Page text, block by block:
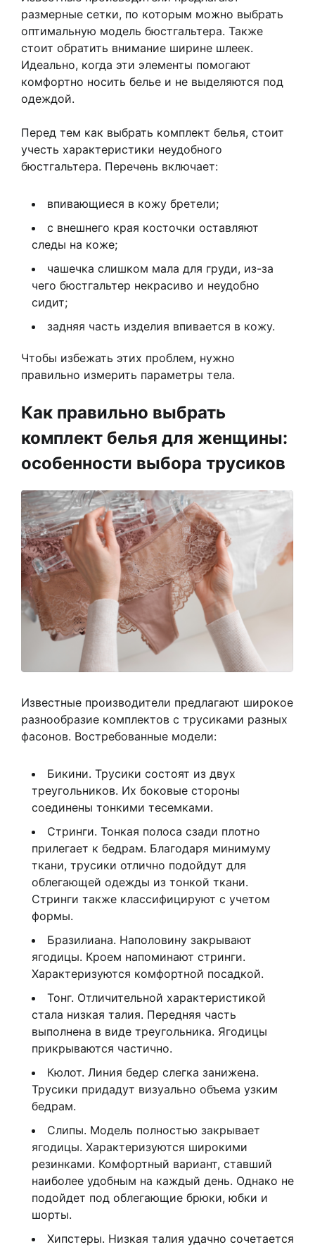
размерные сетки, по которым можно выбрать
оптимальную модель бюстгальтера. Также
стоит обратить внимание ширине шлеек.
Идеально, когда эти элементы помогают
комфортно носить белье и не выделяются под
одеждой.
Перед тем как выбрать комплект белья, стоит
учесть характеристики неудобного
бюстгальтера. Перечень включает:
впивающиеся в кожу бретели;
с внешнего края косточки оставляют
следы на коже;
чашечка слишком мала для груди, из-за
чего бюстгальтер некрасиво и неудобно
сидит;
задняя часть изделия впивается в кожу.
Чтобы избежать этих проблем, нужно
правильно измерить параметры тела.
Как правильно выбрать
комплект белья для женщины:
особенности выбора трусиков
Известные производители предлагают широкое
разнообразие комплектов с трусиками разных
фасонов. Востребованные модели:
Бикини. Трусики состоят из двух
треугольников. Их боковые стороны
соединены тонкими тесемками.
Стринги. Тонкая полоса сзади плотно
прилегает к бедрам. Благодаря минимуму
ткани, трусики отлично подойдут для
облегающей одежды из тонкой ткани.
Стринги также классифицируют с учетом
формы.
Бразилиана. Наполовину закрывают
ягодицы. Кроем напоминают стринги.
Характеризуются комфортной посадкой.
Тонг. Отличительной характеристикой
стала низкая талия. Передняя часть
выполнена в виде треугольника. Ягодицы
прикрываются частично.
Кюлот. Линия бедер слегка занижена.
Трусики придадут визуально объема узким
бедрам.
Слипы. Модель полностью закрывает
ягодицы. Характеризуются широкими
резинками. Комфортный вариант, ставший
наиболее удобным на каждый день. Однако не
подойдет под облегающие брюки, юбки и
шорты.
Хипстеры. Низкая талия удачно сочетается